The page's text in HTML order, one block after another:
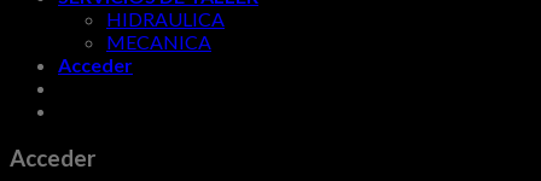
HIDRAULICA
MECANICA
Acceder
Acceder